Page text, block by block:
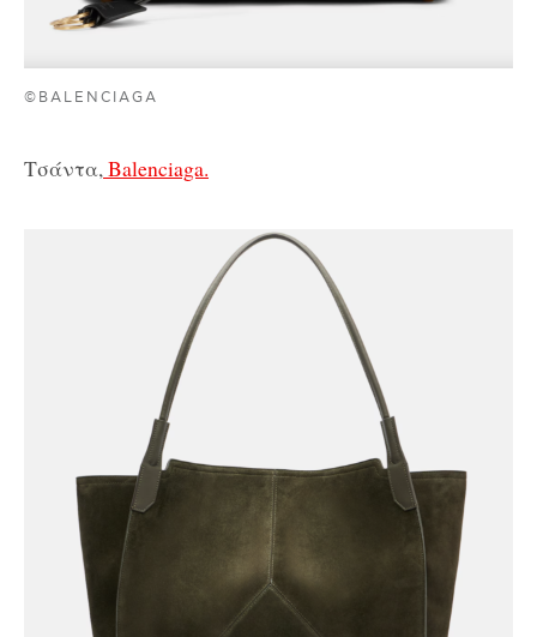
©BALENCIAGA
Τσάντα, Balenciaga.